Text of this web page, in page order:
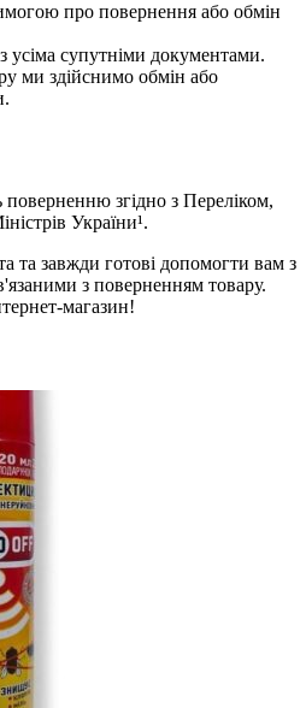
про повернення або обмін
усіма супутніми документами.
ми здійснимо обмін або
поверненню згідно з Переліком,
України¹.
та завжди готові допомогти вам з
з поверненням товару.
магазин!